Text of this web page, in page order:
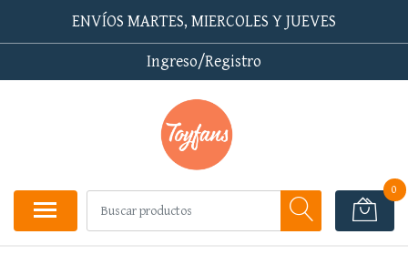
ENVÍOS MARTES, MIERCOLES Y JUEVES
Ingreso/Registro
0